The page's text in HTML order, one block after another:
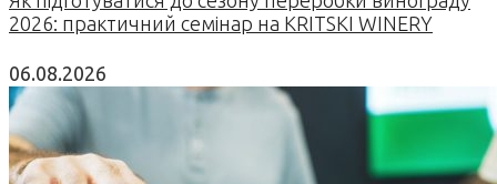
2026: практичний семінар на KRITSKI WINERY
06.08.2026